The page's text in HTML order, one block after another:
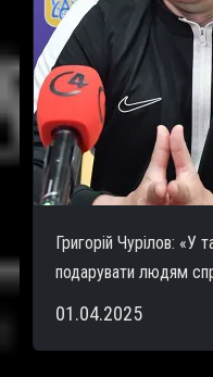
Григорій Чурілов: «У
подарувати людям
01.04.2025